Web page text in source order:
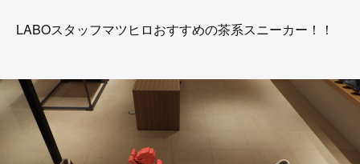
LABOスタッフマツヒロおすすめの茶系スニーカー！！